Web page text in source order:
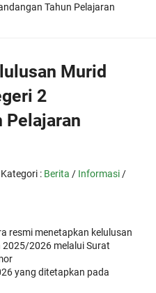
Tahun Pelajaran
Murid
2
Pelajaran
: Berita / Informasi /
resmi menetapkan kelulusan
2025/2026 melalui Surat
yang ditetapkan pada